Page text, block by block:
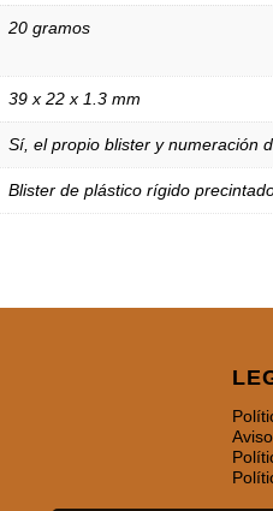
20 gramos
39 x 22 x 1.3 mm
Sí, el propio blister y numeración
Blister de plástico rígido